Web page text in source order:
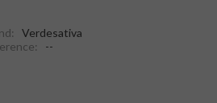
Verdesativa
--